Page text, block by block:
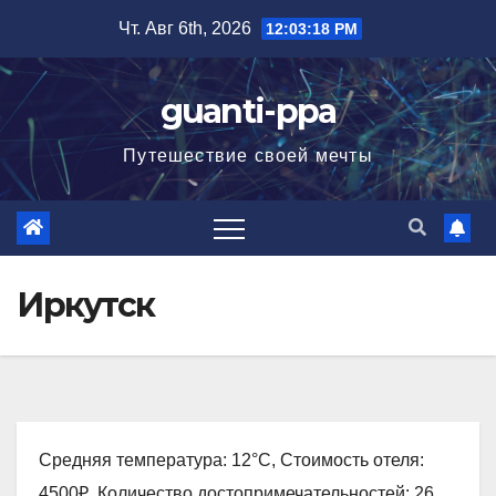
содержимому
Чт. Авг 6th, 2026 12:03:19 PM
guanti-ppa
Путешествие своей мечты
Иркутск
Средняя температура: 12°C, Стоимость отеля: